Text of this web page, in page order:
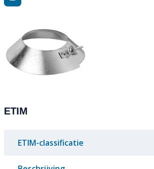
ETIM
ETIM-classificatie